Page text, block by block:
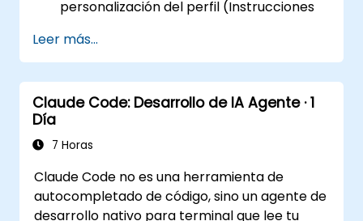
personalización del perfil (Instrucciones
espacios de trabajo persistentes
(Proyectos, Artefactos, Habilidades) para
gestionar bases de conocimiento
internas.
Integración al Ecosistema. Se centra en
mediante las características de Cowork,
el ecosistema MCP (Protocolo de
Leer más...
Claude Code: Desarrollo de IA Agente · 1
Día
7 Horas
Claude Code no es una herramienta de
autocompletado de código, sino un agente de
desarrollo nativo para terminal que lee tu